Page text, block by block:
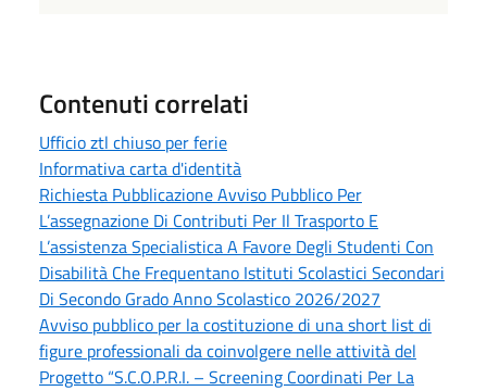
Contenuti correlati
Ufficio ztl chiuso per ferie
Informativa carta d'identità
Richiesta Pubblicazione Avviso Pubblico Per
L’assegnazione Di Contributi Per Il Trasporto E
L’assistenza Specialistica A Favore Degli Studenti Con
Disabilità Che Frequentano Istituti Scolastici Secondari
Di Secondo Grado Anno Scolastico 2026/2027
Avviso pubblico per la costituzione di una short list di
figure professionali da coinvolgere nelle attività del
Progetto “S.C.O.P.R.I. – Screening Coordinati Per La